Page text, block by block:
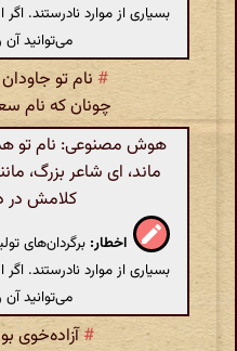
بسیاری از موارد نادرستند.
می‌توانید آن
# نام تو
چونان که نام
هوش مصنوعی: نام تو
ماند، ای شاعر بزرگ،
کلامش در
اخطار: برگردان‌های
بسیاری از موارد نادرستند.
می‌توانید آن
#آزاده‌خوی